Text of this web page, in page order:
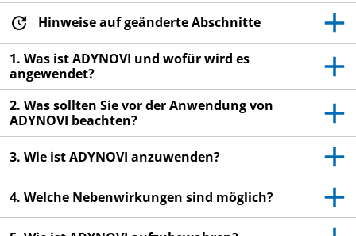
Rurioctocog alfa pegol (pegylierter rekombinanter
Blutgerinnungsfaktor VIII vom Menschen)
▼Dieses Arzneimittel unterliegt einer zusätzlichen
Überwachung. Dies ermöglicht eine schnelle
Identifizierung neuer Erkenntnisse über die
Sicherheit. Sie können dabei helfen, indem Sie jede
auftretende Nebenwirkung melden. Hinweise zur
Meldung von Nebenwirkungen, siehe Ende
Abschnitt 4.
Lesen Sie die gesamte Packungsbeilage sorgfältig
durch, bevor Sie mit der Anwendung dieses
Hinweise auf geänderte Abschnitte
1. Was ist ADYNOVI und wofür wird es
angewendet?
2. Was sollten Sie vor der Anwendung von
ADYNOVI beachten?
3. Wie ist ADYNOVI anzuwenden?
4. Welche Nebenwirkungen sind möglich?